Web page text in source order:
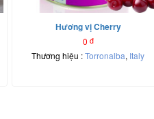
Hương vị Cherry
0 đ
Thương hiệu :Torronalba, Italy